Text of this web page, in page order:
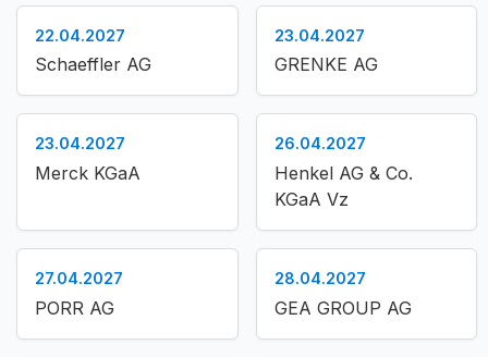
22.04.2027
Schaeffler AG
23.04.2027
GRENKE AG
23.04.2027
Merck KGaA
26.04.2027
Henkel AG & Co.
KGaA Vz
27.04.2027
PORR AG
28.04.2027
GEA GROUP AG